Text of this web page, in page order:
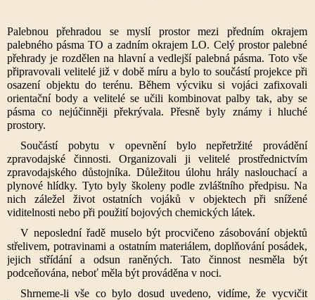
Palebnou přehradou se myslí prostor mezi předním okrajem
palebného pásma TO a zadním okrajem LO. Celý prostor palebné
přehrady je rozdělen na hlavní a vedlejší palebná pásma. Toto vše
připravovali velitelé již v době míru a bylo to součástí projekce při
osazení objektu do terénu. Během výcviku si vojáci zafixovali
orientační body a velitelé se učili kombinovat palby tak, aby se
pásma co nejúčinněji překrývala. Přesně byly známy i hluché
prostory.
Součástí pobytu v opevnění bylo nepřetržité provádění
zpravodajské činnosti. Organizovali ji velitelé prostřednictvím
zpravodajského důstojníka. Důležitou úlohu hrály naslouchací a
plynové hlídky. Tyto byly školeny podle zvláštního předpisu. Na
nich záležel život ostatních vojáků v objektech při snížené
viditelnosti nebo při použití bojových chemických látek.
V neposlední řadě muselo být procvičeno zásobování objektů
střelivem, potravinami a ostatním materiálem, doplňování posádek,
jejich střídání a odsun raněných. Tato činnost nesměla být
podceňována, neboť měla být prováděna v noci.
Shrneme-li vše co bylo dosud uvedeno, vidíme, že vycvičit